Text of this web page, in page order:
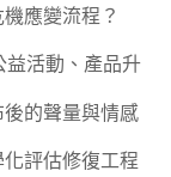
應變流程？
活動、產品升
的聲量與情感
評估修復工程